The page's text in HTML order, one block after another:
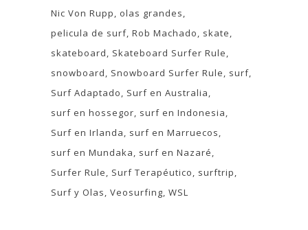
Nic Von Rupp
olas grandes
pelicula de surf Rob Machado
skate
skateboard
Skateboard Surfer Rule
snowboard
Snowboard Surfer Rule
surf
Surf Adaptado
Surf en Australia
surf en hossegor surf en Indonesia
Surf en Irlanda
surf en Marruecos
surf en Mundaka
surf en Nazaré
Surfer Rule
Surf Terapéutico
surftrip
Surf y Olas Veosurfing WSL